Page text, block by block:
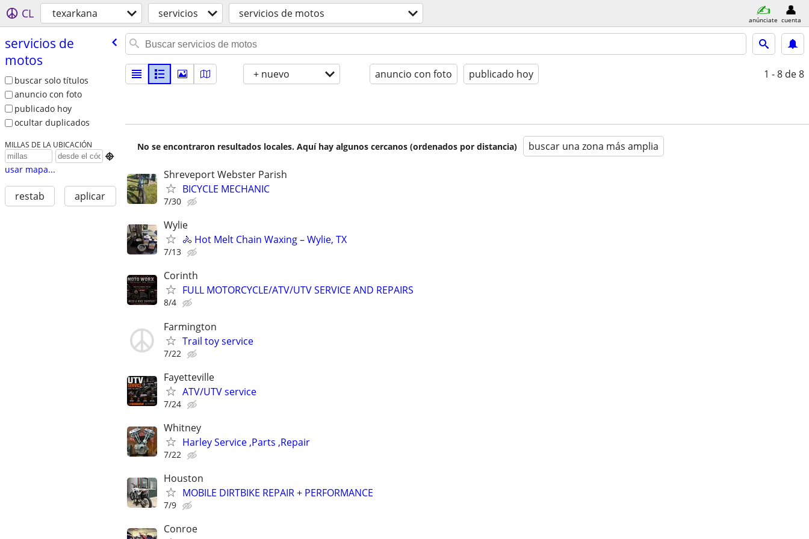
CL texarkana servicios servicios de motos anúnciate cuenta
servicios de
motos
buscar solo títulos
anuncio con foto
publicado hoy
ocultar duplicados
MILLAS DE LA UBICACIÓN

usar mapa...
restab aplicar
+ nuevo anuncio con foto publicado hoy 1 - 8 de 8
No se encontraron resultados locales. Aquí hay algunos cercanos (ordenados por distancia) buscar una zona más amplia
Shreveport Webster Parish
BICYCLE MECHANIC
7/30
Wylie
🚴 Hot Melt Chain Waxing – Wylie, TX
7/13
Corinth
FULL MOTORCYCLE/ATV/UTV SERVICE AND REPAIRS
8/4
Farmington
Trail toy service
7/22
Fayetteville
ATV/UTV service
7/24
Whitney
Harley Service ,Parts ,Repair
7/22
Houston
MOBILE DIRTBIKE REPAIR + PERFORMANCE
7/9
Conroe